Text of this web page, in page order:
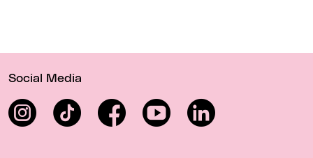
Social Media
InstagramTikTok FacebookYouTube LinkedIn